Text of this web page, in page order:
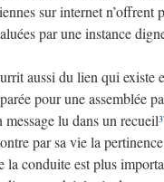
sur internet n’offrent
par une instance
aussi du lien qui existe
pour une assemblée
message lu dans un recueil
par sa vie la
conduite est plus